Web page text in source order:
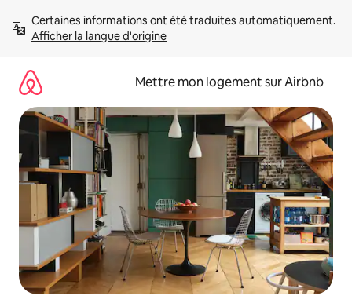
directement
Afficher la langue d'origine
Mettre mon logement sur Airbnb